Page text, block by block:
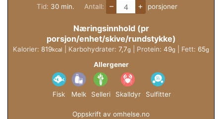
Tid: 30minutter
min. Antall: – + porsjoner
Næringsinnhold (pr
porsjon/enhet/skive/rundstykke)
Kalorier: 819kcal Karbohydrater: 7,7g Protein: 49g Fett: 65g
Allergener
Fisk Melk Selleri Skalldyr Sulfitter
Oppskrift av omhelse.no